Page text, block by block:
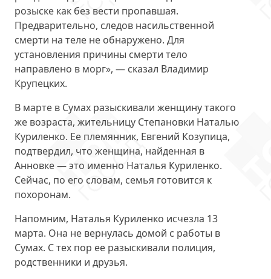
розыске как без вести пропавшая.
Предварительно, следов насильственной
смерти на теле не обнаружено. Для
установления причины смерти тело
направлено в морг», — сказал Владимир
Крупецких.
В марте в Сумах разыскивали женщину такого
же возраста, жительницу Степановки Наталью
Куриленко. Ее племянник, Евгений Козупица,
подтвердил, что женщина, найденная в
Анновке — это именно Наталья Куриленко.
Сейчас, по его словам, семья готовится к
похоронам.
Напомним, Наталья Куриленко исчезла 13
марта. Она не вернулась домой с работы в
Сумах. С тех пор ее разыскивали полиция,
родственники и друзья.